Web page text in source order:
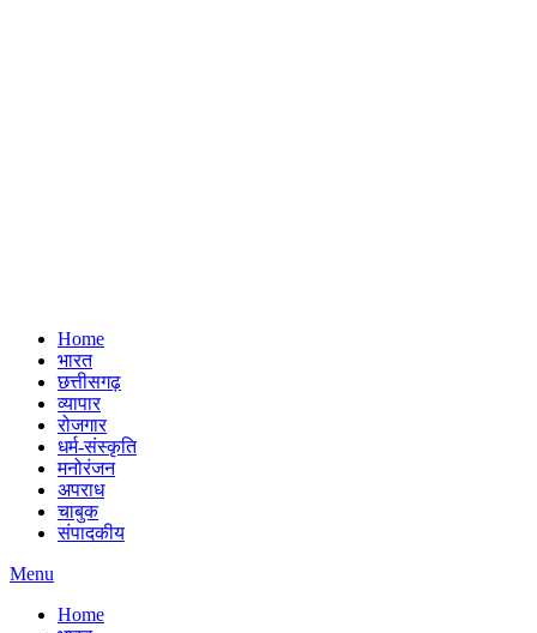
Home
भारत
छत्तीसगढ़
व्यापार
रोजगार
धर्म-संस्कृति
मनोरंजन
अपराध
चाबुक
संपादकीय
Menu
Home